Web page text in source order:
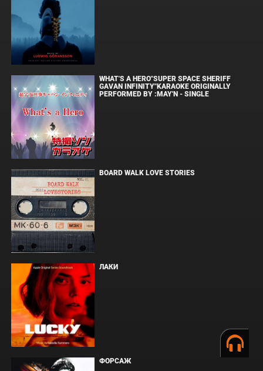
WHAT'S A HERO"SUPER SPACE SHERIFF
GAVAN INFINITY"KARAOKE ORIGINALLY
PERFORMED BY :MAY'N - SINGLE
BOARD WALK LOVE STORIES
ЛАКИ
ФОРСАЖ